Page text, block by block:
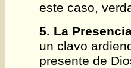
este caso,
5. La
un clavo
presente de